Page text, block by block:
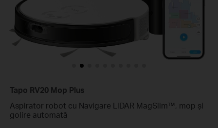
Tapo RV20 Mop Plus
Aspirator robot cu Navigare LiDAR MagSlim™, mop și
golire automată